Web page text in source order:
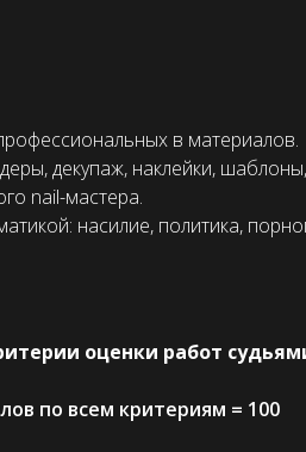
в материалов.
декупаж, наклейки,
nail-мастера.
насилие, политика,
оценки работ
по всем критериям = 100